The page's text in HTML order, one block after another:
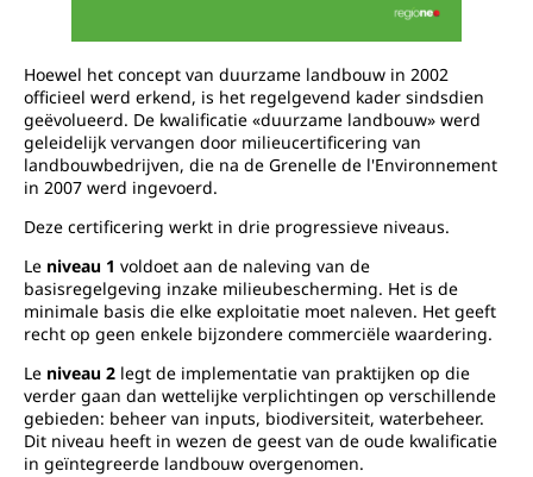
Hoewel het concept van duurzame landbouw in 2002
officieel werd erkend, is het regelgevend kader sindsdien
geëvolueerd. De kwalificatie «duurzame landbouw» werd
geleidelijk vervangen door milieucertificering van
landbouwbedrijven, die na de Grenelle de l'Environnement
in 2007 werd ingevoerd.
Deze certificering werkt in drie progressieve niveaus.
Le niveau 1 voldoet aan de naleving van de
basisregelgeving inzake milieubescherming. Het is de
minimale basis die elke exploitatie moet naleven. Het geeft
recht op geen enkele bijzondere commerciële waardering.
Le niveau 2 legt de implementatie van praktijken op die
verder gaan dan wettelijke verplichtingen op verschillende
gebieden: beheer van inputs, biodiversiteit, waterbeheer.
Dit niveau heeft in wezen de geest van de oude kwalificatie
in geïntegreerde landbouw overgenomen.